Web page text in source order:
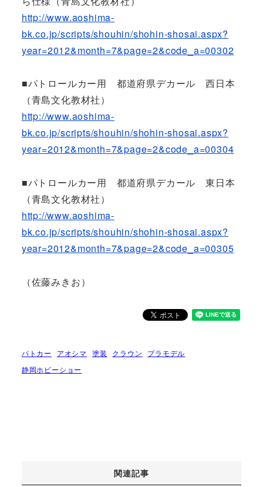
http://www.aoshima-
bk.co.jp/scripts/shouhin/shohin-shosai.aspx?
year=2012&month=7&page=2&code_a=00302
■パトロールカー用 都道府県デカール 西日本
（青島文化教材社）
http://www.aoshima-
bk.co.jp/scripts/shouhin/shohin-shosai.aspx?
year=2012&month=7&page=2&code_a=00304
■パトロールカー用 都道府県デカール 東日本
（青島文化教材社）
http://www.aoshima-
bk.co.jp/scripts/shouhin/shohin-shosai.aspx?
year=2012&month=7&page=2&code_a=00305
（佐藤みきお）
パトカー アオシマ 塗装 クラウン
プラモデル
静岡ホビーショー
関連記事